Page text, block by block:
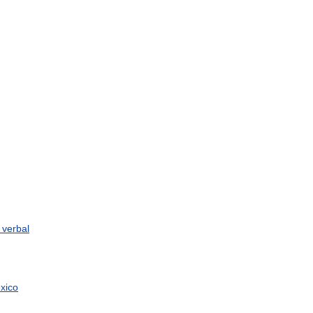
verbal